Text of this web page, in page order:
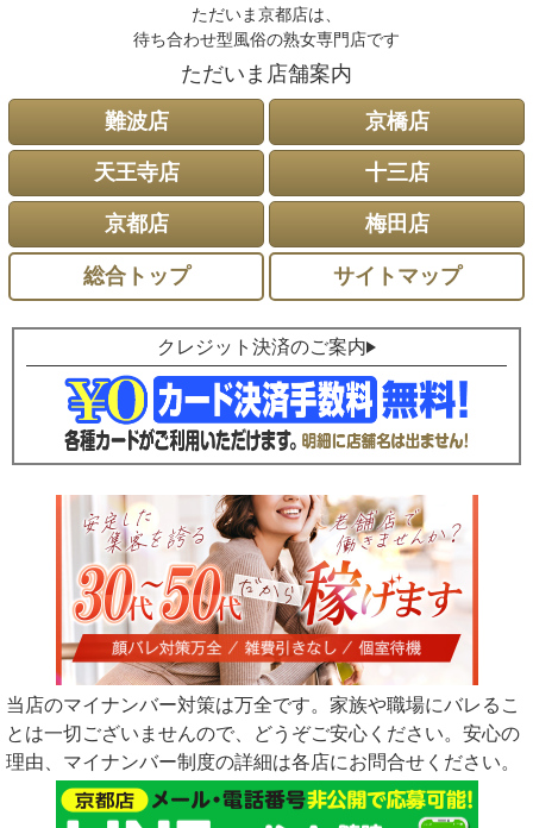
ただいま京都店は、
待ち合わせ型風俗の熟女専門店です
ただいま店舗案内
難波店
京橋店
天王寺店 十三店
京都店 梅田店
総合トップ サイトマップ
クレジット決済のご案内
当店のマイナンバー対策は万全です。家族や職場にバレるこ
とは一切ございませんので、どうぞご安心ください。安心の
理由、マイナンバー制度の詳細は各店にお問合せください。